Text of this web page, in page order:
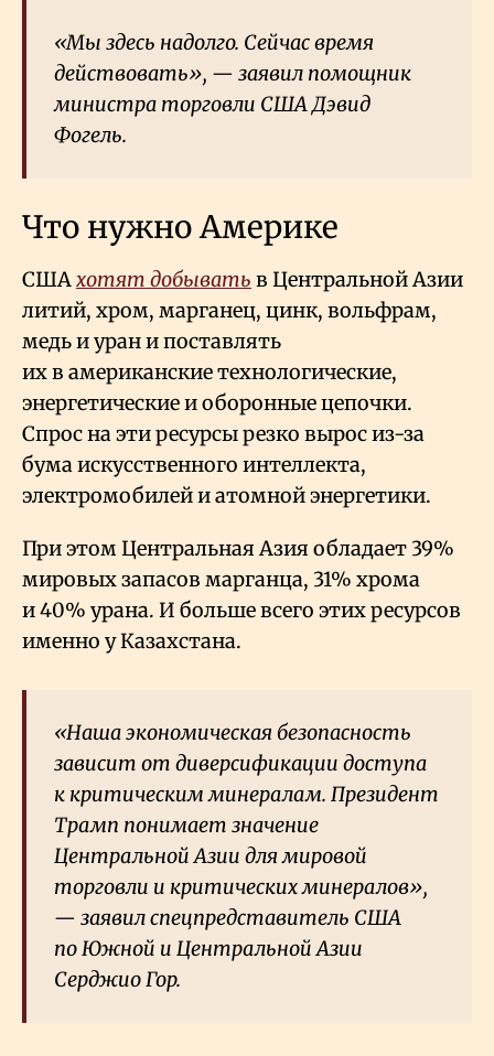
«Мы здесь надолго. Сейчас время
действовать», — заявил помощник
министра торговли США Дэвид
Фогель.
Что нужно Америке
СШАхотят добывать в Центральной Азии
литий, хром, марганец, цинк, вольфрам,
медь и уран и поставлять
их в американские технологические,
энергетические и оборонные цепочки.
Спрос на эти ресурсы резко вырос из-за
бума искусственного интеллекта,
электромобилей и атомной энергетики.
При этом Центральная Азия обладает 39%
мировых запасов марганца, 31% хрома
и 40% урана. И больше всего этих ресурсов
именно у Казахстана.
«Наша экономическая безопасность
зависит от диверсификации доступа
к критическим минералам. Президент
Трамп понимает значение
Центральной Азии для мировой
торговли и критических минералов»,
— заявил спецпредставитель США
по Южной и Центральной Азии
Серджио Гор.